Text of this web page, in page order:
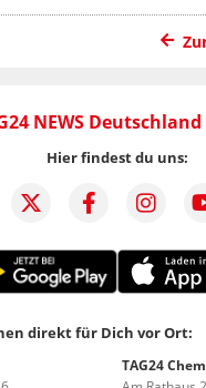
NEWS
Hier findest du uns:
direkt für Dich vor Ort:
TAG24